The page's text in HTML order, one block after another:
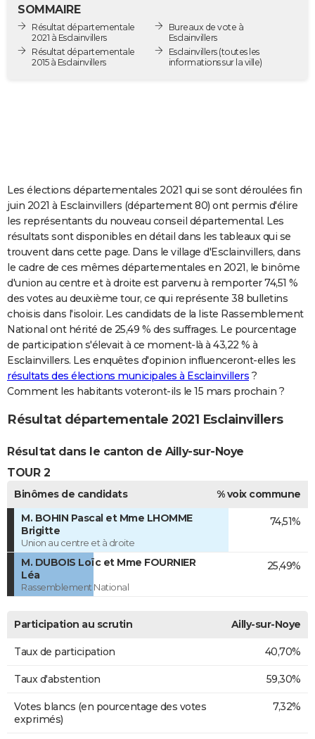
Destinations
City break
Voyage nature
Voyage de noces
Forum
Climat
GUIDES D'ACHAT
COPAINS D'AVANT
Se connecter
Collèges
Universités
Service militaire
AVIS DE DÉCÈS
Bricolage
Lifestyle
Culture
Sport
Auto
Television
Voyage
Cinema
SOMMAIRE
Résultat départementale
2021 à Esclainvillers
Résultat départementale
2015 à Esclainvillers
Bureaux de vote à
Esclainvillers
Esclainvillers(toutes les
informations sur la ville)
Les élections départementales 2021 qui se sont déroulées fin
juin 2021 à Esclainvillers (département 80) ont permis d'élire
les représentants du nouveau conseil départemental. Les
résultats sont disponibles en détail dans les tableaux qui se
trouvent dans cette page. Dans le village d'Esclainvillers, dans
le cadre de ces mêmes départementales en 2021, le binôme
d'union au centre et à droite est parvenu à remporter 74,51 %
des votes au deuxième tour, ce qui représente 38 bulletins
choisis dans l'isoloir. Les candidats de la liste Rassemblement
National ont hérité de 25,49 % des suffrages. Le pourcentage
de participation s'élevait à ce moment-là à 43,22 % à
Esclainvillers. Les enquêtes d'opinion influenceront-elles les
résultats des élections municipales à Esclainvillers ?
Comment les habitants voteront-ils le 15 mars prochain ?
Résultat départementale 2021 Esclainvillers
Résultat dans le canton de Ailly-sur-Noye
TOUR 2
Binômes de candidats
% voix commune
M. BOHIN Pascal et Mme LHOMME
Brigitte
Union au centre et à droite
74,51%
M. DUBOIS Loïc et Mme FOURNIER
Léa
Rassemblement National
25,49%
Participation au scrutin Ailly-sur-Noye
Taux de participation 40,70%
Taux d'abstention 59,30%
Votes blancs (en pourcentage des votes
exprimés)
7,32%